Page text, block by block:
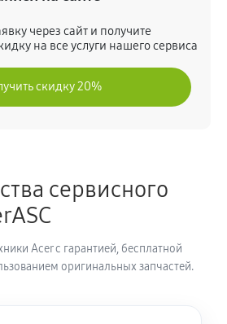
ноутбука Acer 3 SF314-59-5414
Acer 3 SF314-59-5414
через сайт и получите
на все услуги нашего сервиса
скидку 20%
сервисного
Acer с гарантией, бесплатной
оригинальных запчастей.